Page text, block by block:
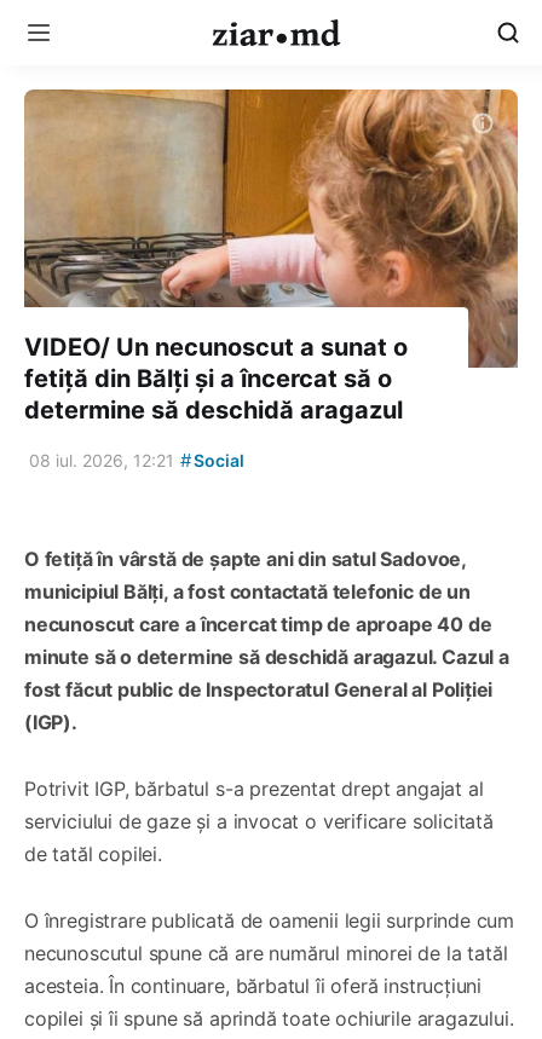
VIDEO/ Un necunoscut a sunat o
fetiță din Bălți și a încercat să o
determine să deschidă aragazul
08 iul. 2026, 12:21 #Social
O fetiță în vârstă de șapte ani din satul Sadovoe,
municipiul Bălți, a fost contactată telefonic de un
necunoscut care a încercat timp de aproape 40 de
minute să o determine să deschidă aragazul. Cazul a
fost făcut public de Inspectoratul General al Poliției
(IGP).
Potrivit IGP, bărbatul s-a prezentat drept angajat al
serviciului de gaze și a invocat o verificare solicitată
de tatăl copilei.
O înregistrare publicată de oamenii legii surprinde cum
necunoscutul spune că are numărul minorei de la tatăl
acesteia. În continuare, bărbatul îi oferă instrucțiuni
copilei și îi spune să aprindă toate ochiurile aragazului.